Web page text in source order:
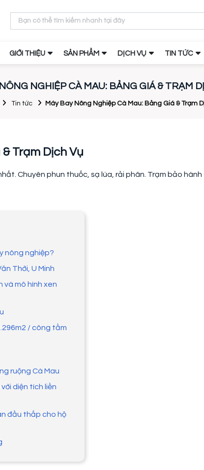
GIỚI THIỆU SẢN PHẨM DỊCH VỤ TIN TỨC
NGHIỆP CÀ MAU: BẢNG GIÁ & TRẠM
Tin tức Máy Bay Nông Nghiệp Cà Mau: Bảng Giá & Trạm
Trạm Dịch Vụ
Chuyên phun thuốc, sạ lúa, rải phân. Trạm bảo hành
nông nghiệp?
Thời, U Minh
và mô hình xen
/ công tầm
ruộng Cà Mau
diện tích liền
đầu thấp cho hộ